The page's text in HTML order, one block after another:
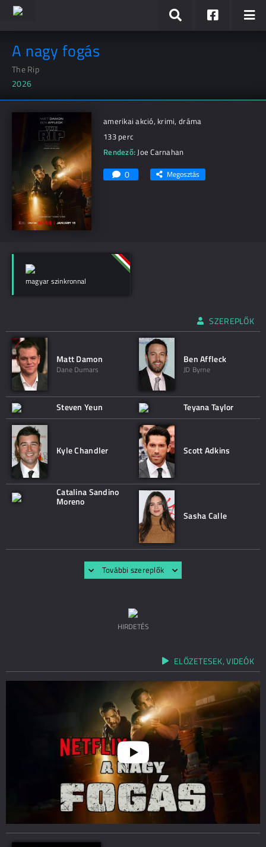
A nagy fogás
The Rip
2026
amerikai akció, krimi, dráma
133 perc
Rendező:Joe Carnahan
0 Megosztás
magyar szinkronnal
SZEREPLŐK
Matt Damon
Dane Dumars
Ben Affleck
JD Byrne
Steven Yeun Teyana Taylor
Kyle Chandler Scott Adkins
Catalina Sandino
Moreno
Sasha Calle
További szereplők
HIRDETÉS
ELŐZETESEK, VIDEÓK